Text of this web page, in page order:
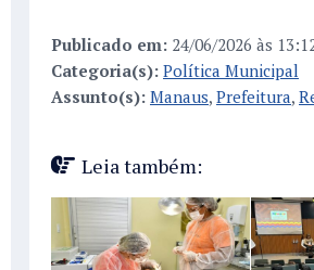
Publicado em: 24/06/2026 às
Categoria(s): Política Municipal
Assunto(s): Manaus, Prefeitura,
Leia também: